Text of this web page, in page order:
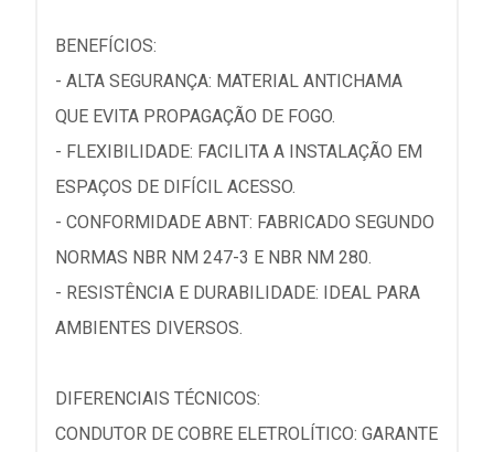
BENEFÍCIOS:
- ALTA SEGURANÇA: MATERIAL ANTICHAMA
QUE EVITA PROPAGAÇÃO DE FOGO.
- FLEXIBILIDADE: FACILITA A INSTALAÇÃO EM
ESPAÇOS DE DIFÍCIL ACESSO.
- CONFORMIDADE ABNT: FABRICADO SEGUNDO
NORMAS NBR NM 247-3 E NBR NM 280.
- RESISTÊNCIA E DURABILIDADE: IDEAL PARA
AMBIENTES DIVERSOS.
DIFERENCIAIS TÉCNICOS:
CONDUTOR DE COBRE ELETROLÍTICO: GARANTE